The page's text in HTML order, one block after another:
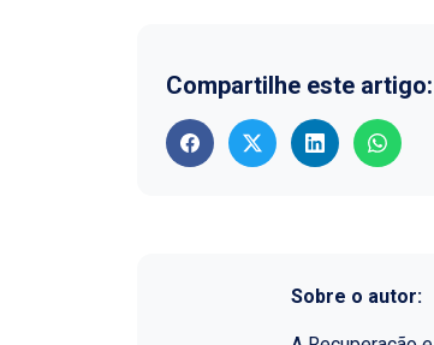
Compartilhe este artigo:
Sobre o autor: